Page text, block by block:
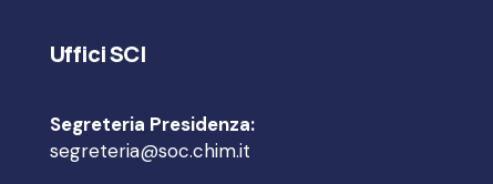
Uffici SCI
Segreteria Presidenza:
segreteria@soc.chim.it